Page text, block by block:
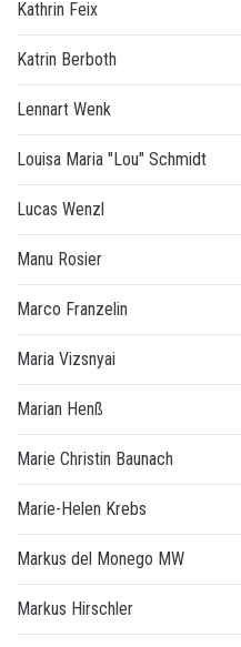
Kathrin Feix
Katrin Berboth
Lennart Wenk
Louisa Maria "Lou" Schmidt
Lucas Wenzl
Manu Rosier
Marco Franzelin
Maria Vizsnyai
Marian Henß
Marie Christin Baunach
Marie-Helen Krebs
Markus del Monego MW
Markus Hirschler